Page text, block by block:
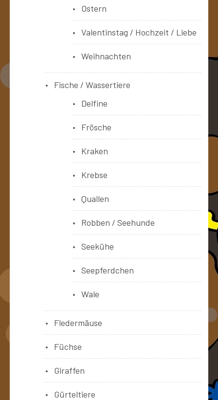
Ostern
Valentinstag / Hochzeit / Liebe
Weihnachten
Fische / Wassertiere
Delfine
Frösche
Kraken
Krebse
Quallen
Robben / Seehunde
Seekühe
Seepferdchen
Wale
Fledermäuse
Füchse
Giraffen
Gürteltiere